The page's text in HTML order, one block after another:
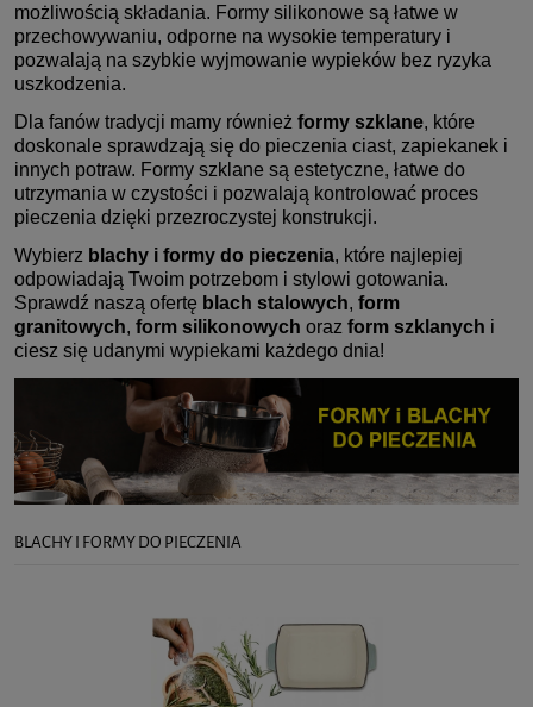
możliwością składania. Formy silikonowe są łatwe w
przechowywaniu, odporne na wysokie temperatury i
pozwalają na szybkie wyjmowanie wypieków bez ryzyka
uszkodzenia.
Dla fanów tradycji mamy również formy szklane, które
doskonale sprawdzają się do pieczenia ciast, zapiekanek i
innych potraw. Formy szklane są estetyczne, łatwe do
utrzymania w czystości i pozwalają kontrolować proces
pieczenia dzięki przezroczystej konstrukcji.
Wybierz blachy i formy do pieczenia, które najlepiej
odpowiadają Twoim potrzebom i stylowi gotowania.
Sprawdź naszą ofertę blach stalowych, form
granitowych, form silikonowych oraz form szklanych i
ciesz się udanymi wypiekami każdego dnia!
BLACHY I FORMY DO PIECZENIA